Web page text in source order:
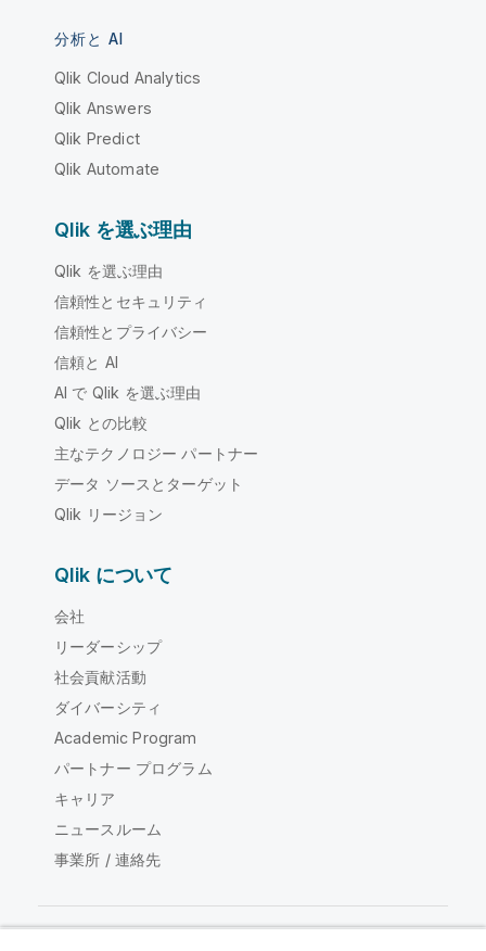
分析と AI
Qlik Cloud Analytics
Qlik Answers
Qlik Predict
Qlik Automate
Qlik を選ぶ理由
Qlik を選ぶ理由
信頼性とセキュリティ
信頼性とプライバシー
信頼と AI
AI で Qlik を選ぶ理由
Qlik との比較
主なテクノロジー パートナー
データ ソースとターゲット
Qlik リージョン
Qlik について
会社
リーダーシップ
社会貢献活動
ダイバーシティ
Academic Program
パートナー プログラム
キャリア
ニュースルーム
事業所 / 連絡先